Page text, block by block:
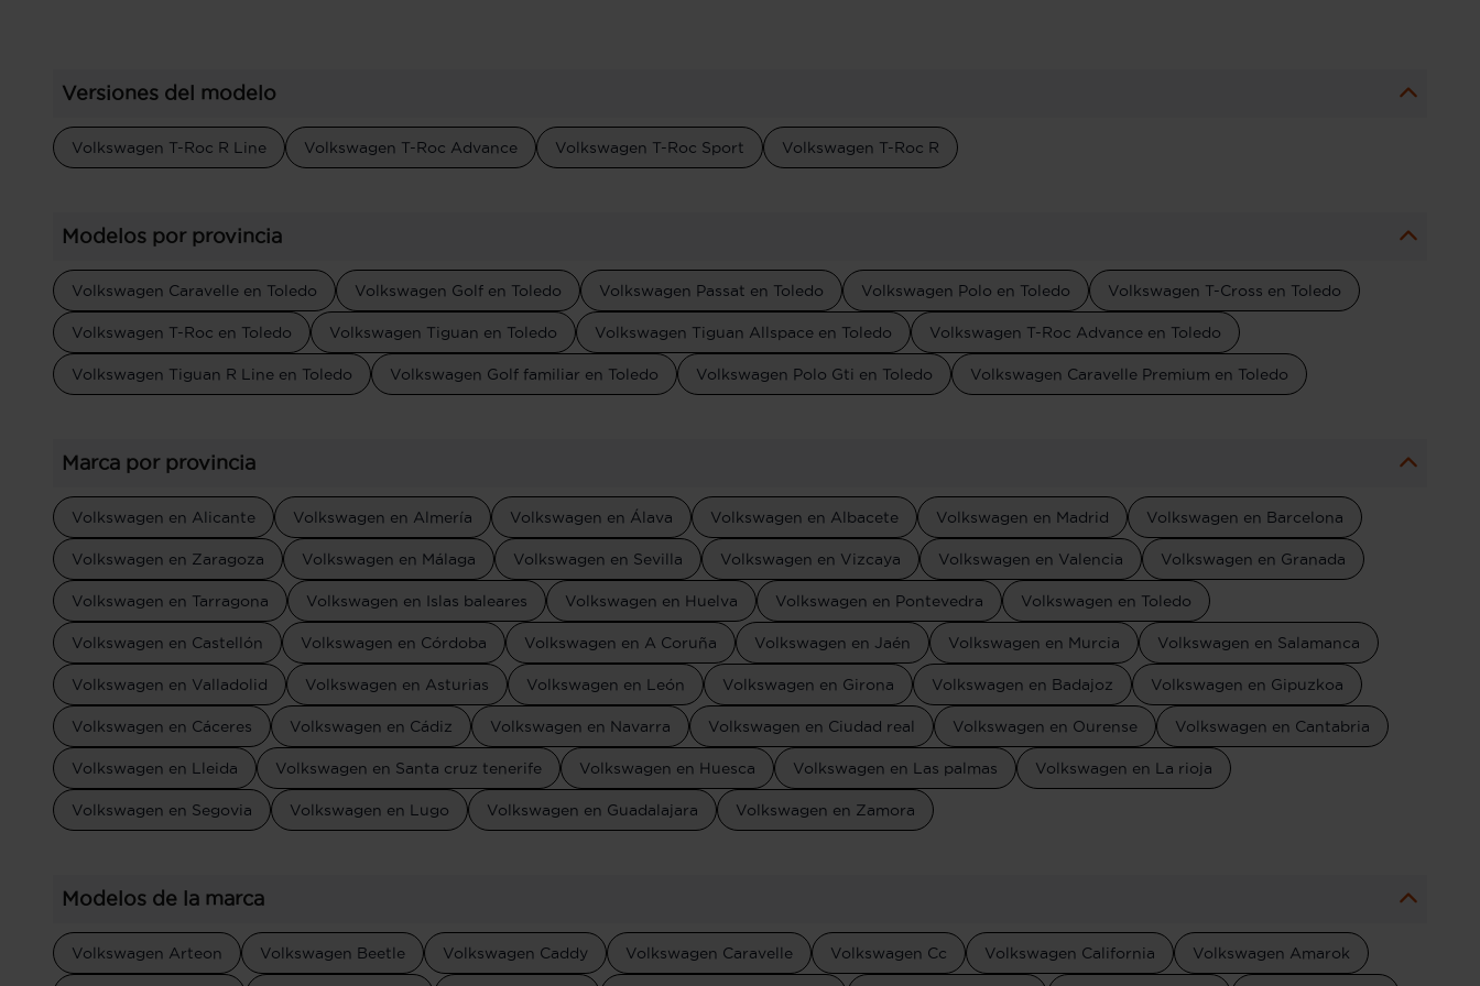
Versiones del modelo
Volkswagen T-Roc R Line Volkswagen T-Roc Advance Volkswagen T-Roc Sport Volkswagen T-Roc R
Modelos por provincia
Volkswagen Caravelle en Toledo Volkswagen Golf en Toledo Volkswagen Passat en Toledo Volkswagen Polo en Toledo Volkswagen T-Cross en Toledo
Volkswagen T-Roc en Toledo Volkswagen Tiguan en Toledo Volkswagen Tiguan Allspace en Toledo Volkswagen T-Roc Advance en Toledo
Volkswagen Tiguan R Line en Toledo Volkswagen Golf familiar en Toledo Volkswagen Polo Gti en Toledo Volkswagen Caravelle Premium en Toledo
Marca por provincia
Volkswagen en Alicante Volkswagen en Almería Volkswagen en Álava Volkswagen en Albacete Volkswagen en Madrid Volkswagen en Barcelona
Volkswagen en Zaragoza Volkswagen en Málaga Volkswagen en Sevilla Volkswagen en Vizcaya Volkswagen en Valencia Volkswagen en Granada
Volkswagen en Tarragona Volkswagen en Islas baleares Volkswagen en Huelva Volkswagen en Pontevedra Volkswagen en Toledo
Volkswagen en Castellón Volkswagen en Córdoba Volkswagen en A Coruña Volkswagen en Jaén Volkswagen en Murcia Volkswagen en Salamanca
Volkswagen en Valladolid Volkswagen en Asturias Volkswagen en León Volkswagen en Girona Volkswagen en Badajoz Volkswagen en Gipuzkoa
Volkswagen en Cáceres Volkswagen en Cádiz Volkswagen en Navarra Volkswagen en Ciudad real Volkswagen en Ourense Volkswagen en Cantabria
Volkswagen en Lleida Volkswagen en Santa cruz tenerife Volkswagen en Huesca Volkswagen en Las palmas Volkswagen en La rioja
Volkswagen en Segovia Volkswagen en Lugo Volkswagen en Guadalajara Volkswagen en Zamora
Modelos de la marca
Volkswagen Arteon Volkswagen Beetle Volkswagen Caddy Volkswagen Caravelle Volkswagen Cc Volkswagen California Volkswagen Amarok